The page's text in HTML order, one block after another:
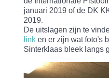
januari 2019 of de DK
2019.
De uitslagen zijn te
link en er zijn wat foto's
Sinterklaas bleek langs